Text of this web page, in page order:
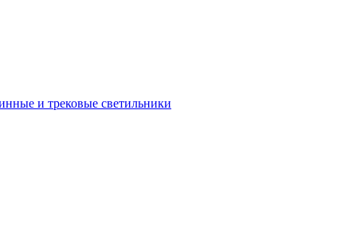
и трековые светильники